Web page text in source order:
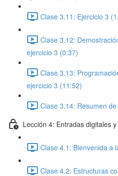
Clase 3.11: Ejercicio 3
Clase 3.12:
ejercicio 3 (0:37)
Clase 3.13:
ejercicio 3 (11:52)
Clase 3.14: Resumen
Lección 4: Entradas digitales
Clase 4.1: Bienvenida a
Clase 4.2: Estructuras